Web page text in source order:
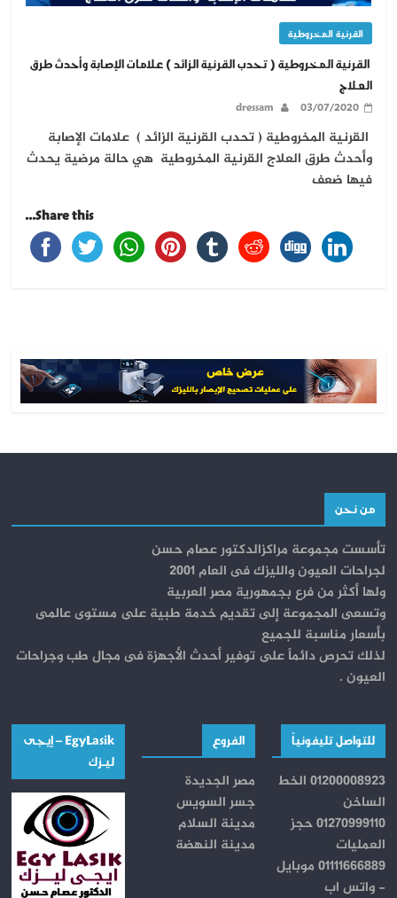
القرنية المخروطية
القرنية المخروطية ( تحدب القرنية الزائد ) علامات الإصابة وأحدث طرق
العلاج
03/07/2020
dressam
القرنية المخروطية ( تحدب القرنية الزائد ) علامات الإصابة
وأحدث طرق العلاج القرنية المخروطية هي حالة مرضية يحدث
فيها ضعف
Share this...
من نحن
تأسست مجموعة مراكزالدكتور عصام حسن
لجراحات العيون والليزك فى العام 2001
ولها أكثر من فرع بجمهورية مصر العربية
وتسعى المجموعة إلى تقديم خدمة طبية على مستوى عالمى
بأسعار مناسبة للجميع
لذلك تحرص دائماً على توفير أحدث الأجهزة فى مجال طب وجراحات
العيون .
للتواصل تليفونياً
01200008923 الخط
الساخن
01270999110 حجز
العمليات
01111666889 موبايل
- واتس اب
الفروع
مصر الجديدة
جسر السويس
مدينة السلام
مدينة النهضة
EgyLasik – إيجــى
ليـــزك